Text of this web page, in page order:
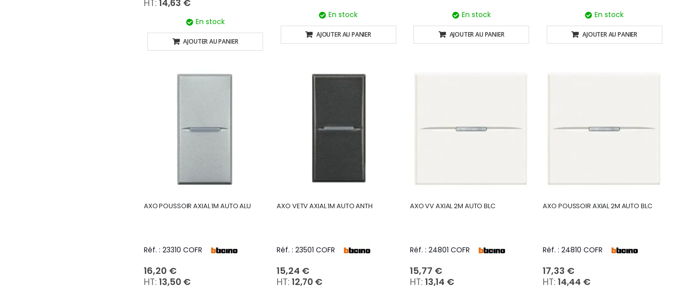
14,63 €
En stock
AJOUTER AU PANIER
En stock
AJOUTER AU PANIER
En stock
AJOUTER AU PANIER
En stock
AJOUTER AU PANIER
AXO POUSSOIR AXIAL 1M AUTO ALU
Réf. : 23310 COFR
16,20 €
13,50 €
AXO VETV AXIAL 1M AUTO ANTH
Réf. : 23501 COFR
15,24 €
12,70 €
AXO VV AXIAL 2M AUTO BLC
Réf. : 24801 COFR
15,77 €
13,14 €
AXO POUSSOIR AXIAL 2M AUTO BLC
Réf. : 24810 COFR
17,33 €
14,44 €